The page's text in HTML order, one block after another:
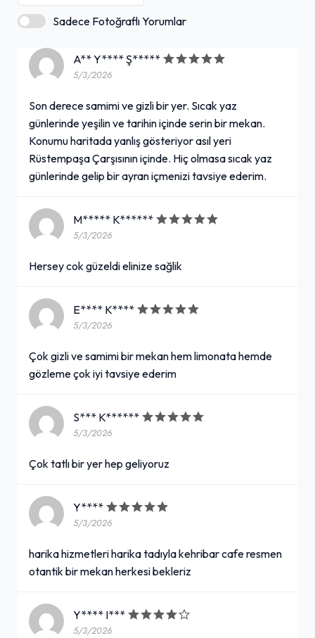
Sadece Fotoğraflı Yorumlar
A** Y**** Ş*****
5/3/2026
Son derece samimi ve gizli bir yer. Sıcak yaz
günlerinde yeşilin ve tarihin içinde serin bir mekan.
Konumu haritada yanlış gösteriyor asıl yeri
Rüstempaşa Çarşısının içinde. Hiç olmasa sıcak yaz
günlerinde gelip bir ayran içmenizi tavsiye ederim.
M***** K******
5/3/2026
Hersey cok güzeldi elinize sağlik
E**** K****
5/3/2026
Çok gizli ve samimi bir mekan hem limonata hemde
gözleme çok iyi tavsiye ederim
S*** K******
5/3/2026
Çok tatlı bir yer hep geliyoruz
Y****
5/3/2026
harika hizmetleri harika tadıyla kehribar cafe resmen
otantik bir mekan herkesi bekleriz
Y**** I***
5/3/2026